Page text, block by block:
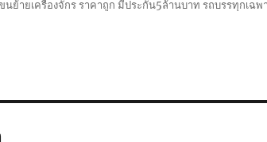
นย้ายเครื่องจักร ราคาถูก มีประกัน5ล้านบาท รถบรรทุกเฉพ